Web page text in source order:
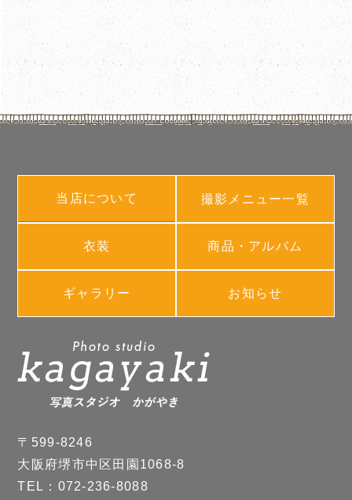
当店について 撮影メニュー一覧
衣装 商品・アルバム
ギャラリー お知らせ
〒599-8246
大阪府堺市中区田園1068-8
TEL：072-236-8088